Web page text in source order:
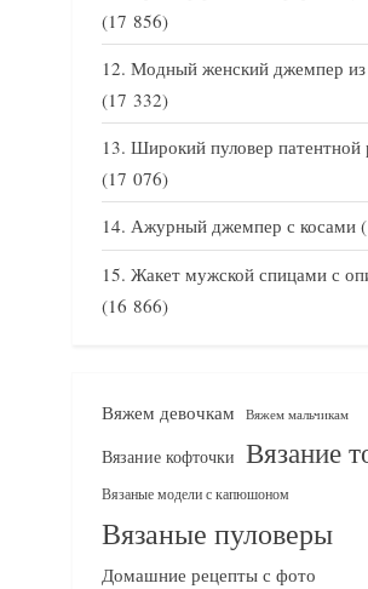
(17 856)
Модный женский джемпер
(17 332)
Широкий пуловер патентной
(17 076)
Ажурный джемпер с косами
Жакет мужской спицами с
(16 866)
Вяжем девочкам Вяжем мальчикам
Вязание кофточки Вязание
Вязаные модели с капюшоном
Вязаные пуловеры
Домашние рецепты с фото